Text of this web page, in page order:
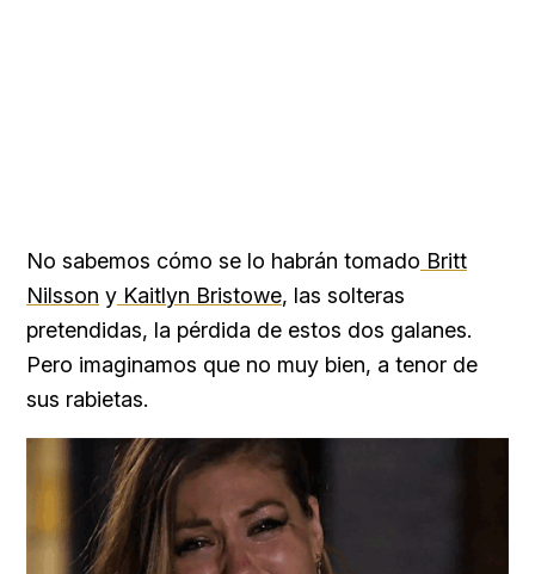
No sabemos cómo se lo habrán tomado Britt
Nilsson y Kaitlyn Bristowe, las solteras
pretendidas, la pérdida de estos dos galanes.
Pero imaginamos que no muy bien, a tenor de
sus rabietas.